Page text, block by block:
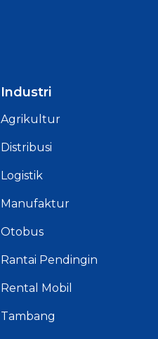
Industri
Agrikultur
Distribusi
Logistik
Manufaktur
Otobus
Rantai Pendingin
Rental Mobil
Tambang